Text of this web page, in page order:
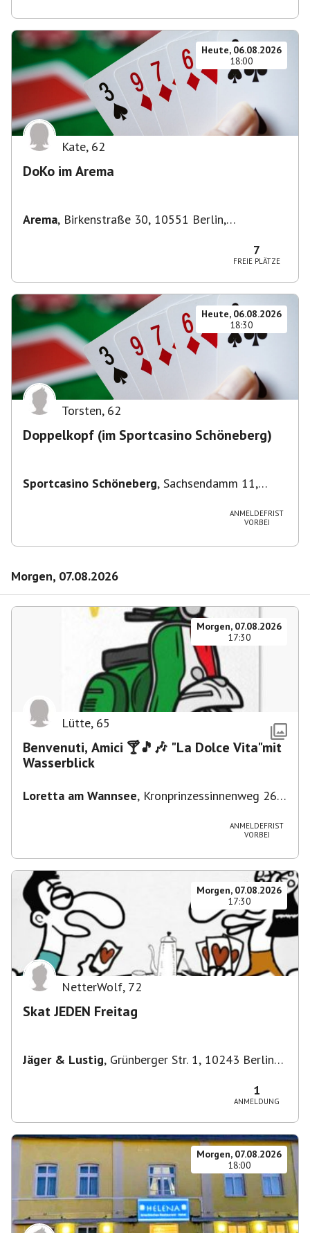
Heute, 06.08.2026
18:00
Kate, 62
DoKo im Arema
Arema, Birkenstraße 30, 10551 Berlin,
7
FREIE PLÄTZE
Heute, 06.08.2026
18:30
Torsten, 62
Doppelkopf (im Sportcasino Schöneberg)
Sportcasino Schöneberg, Sachsendamm 11,
ANMELDEFRIST
VORBEI
Morgen, 07.08.2026
Morgen, 07.08.2026
17:30
Lütte, 65
Benvenuti, Amici 🍸🎵🎶 "La Dolce Vita"mit
Wasserblick
Loretta am Wannsee, Kronprinzessinnenweg 260,
ANMELDEFRIST
VORBEI
Morgen, 07.08.2026
17:30
NetterWolf, 72
Skat JEDEN Freitag
Jäger & Lustig, Grünberger Str. 1, 10243 Berlin-
1
ANMELDUNG
Morgen, 07.08.2026
18:00